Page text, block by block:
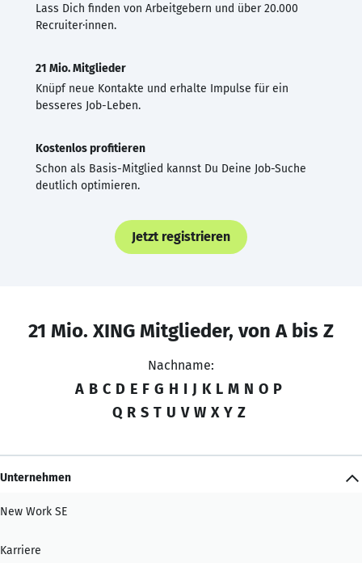
Lass Dich finden von Arbeitgebern und über 20.000
Recruiter·innen.
21 Mio. Mitglieder
Knüpf neue Kontakte und erhalte Impulse für ein
besseres Job-Leben.
Kostenlos profitieren
Schon als Basis-Mitglied kannst Du Deine Job-Suche
deutlich optimieren.
Jetzt registrieren
21 Mio. XING Mitglieder, von A bis Z
Nachname:
A B C D E F G H I J K L M N O P
Q R S T U V W X Y Z
Unternehmen
New Work SE
Karriere